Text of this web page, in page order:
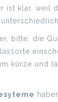
ist klar, weil
bitte, die
kürze und